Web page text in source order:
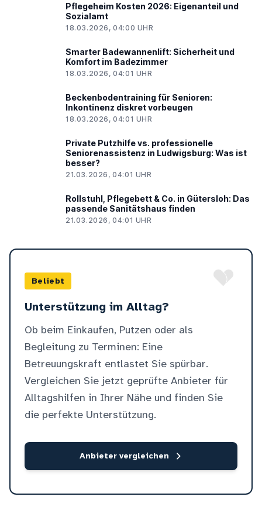
Pflegeheim Kosten 2026: Eigenanteil und
Sozialamt
18.03.2026, 04:00 UHR
Smarter Badewannenlift: Sicherheit und
Komfort im Badezimmer
18.03.2026, 04:01 UHR
Beckenbodentraining für Senioren:
Inkontinenz diskret vorbeugen
18.03.2026, 04:01 UHR
Private Putzhilfe vs. professionelle
Seniorenassistenz in Ludwigsburg: Was ist
besser?
21.03.2026, 04:01 UHR
Rollstuhl, Pflegebett & Co. in Gütersloh: Das
passende Sanitätshaus finden
21.03.2026, 04:01 UHR
Beliebt
Unterstützung im Alltag?
Ob beim Einkaufen, Putzen oder als
Begleitung zu Terminen: Eine
Betreuungskraft entlastet Sie spürbar.
Vergleichen Sie jetzt geprüfte Anbieter für
Alltagshilfen in Ihrer Nähe und finden Sie
die perfekte Unterstützung.
Anbieter vergleichen